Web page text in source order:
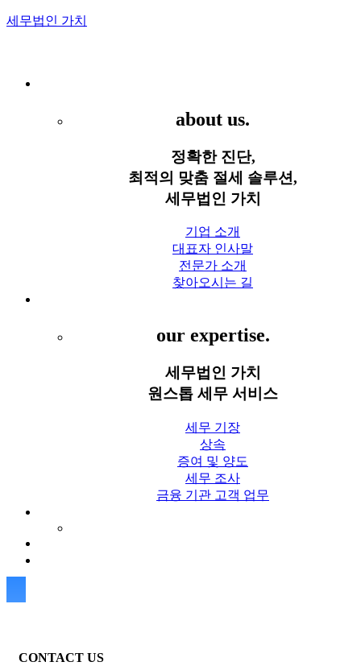
세무법인 가치
about us.
정확한 진단,
최적의 맞춤 절세 솔루션,
세무법인 가치
기업 소개
대표자 인사말
전문가 소개
찾아오시는 길
our expertise.
세무법인 가치
원스톱 세무 서비스
세무 기장
상속
증여 및 양도
세무 조사
금융 기관 고객 업무
CONTACT US